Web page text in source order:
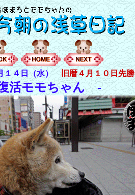
１４日（水） 旧暦４月１０日先勝
活モモちゃん -